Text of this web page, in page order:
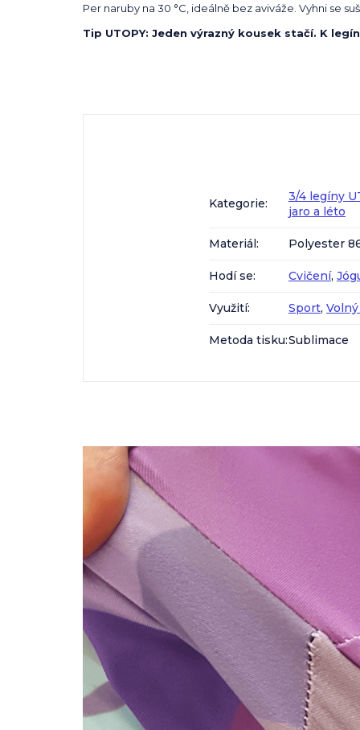
Per naruby na 30 °C, ideálně bez aviváže. Vyhni se
Tip UTOPY: Jeden výrazný kousek stačí. K
Kategorie:
3/4 legíny
jaro a léto
Materiál: Polyester
Hodí se: Cvičení,
Využití: Sport,
Metoda tisku:Sublimace